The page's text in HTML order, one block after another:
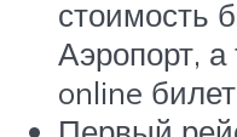
стоимость
Аэропорт, а
online